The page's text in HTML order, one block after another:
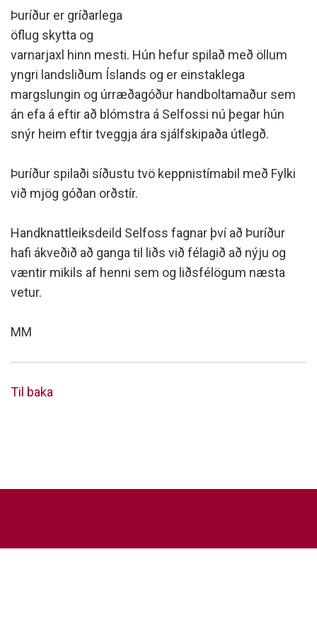
Þuríður er gríðarlega
öflug skytta og
varnarjaxl hinn mesti. Hún hefur spilað með öllum
yngri landsliðum Íslands og er einstaklega
margslungin og úrræðagóður handboltamaður sem
án efa á eftir að blómstra á Selfossi nú þegar hún
snýr heim eftir tveggja ára sjálfskipaða útlegð.
Þuríður spilaði síðustu tvö keppnistímabil með Fylki
við mjög góðan orðstír.
Handknattleiksdeild Selfoss fagnar því að Þuríður
hafi ákveðið að ganga til liðs við félagið að nýju og
væntir mikils af henni sem og liðsfélögum næsta
vetur.
MM
Til baka